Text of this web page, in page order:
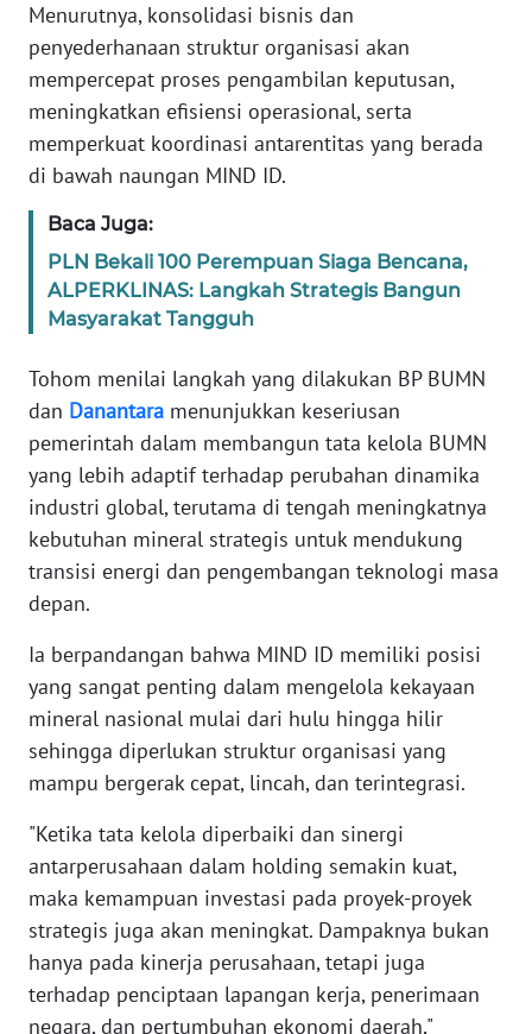
Menurutnya, konsolidasi bisnis dan
penyederhanaan struktur organisasi akan
mempercepat proses pengambilan keputusan,
meningkatkan efisiensi operasional, serta
memperkuat koordinasi antarentitas yang berada
di bawah naungan MIND ID.
Baca Juga:
PLN Bekali 100 Perempuan Siaga Bencana,
ALPERKLINAS: Langkah Strategis Bangun
Masyarakat Tangguh
Tohom menilai langkah yang dilakukan BP BUMN
dan Danantara menunjukkan keseriusan
pemerintah dalam membangun tata kelola BUMN
yang lebih adaptif terhadap perubahan dinamika
industri global, terutama di tengah meningkatnya
kebutuhan mineral strategis untuk mendukung
transisi energi dan pengembangan teknologi masa
depan.
Ia berpandangan bahwa MIND ID memiliki posisi
yang sangat penting dalam mengelola kekayaan
mineral nasional mulai dari hulu hingga hilir
sehingga diperlukan struktur organisasi yang
mampu bergerak cepat, lincah, dan terintegrasi.
"Ketika tata kelola diperbaiki dan sinergi
antarperusahaan dalam holding semakin kuat,
maka kemampuan investasi pada proyek-proyek
strategis juga akan meningkat. Dampaknya bukan
hanya pada kinerja perusahaan, tetapi juga
terhadap penciptaan lapangan kerja, penerimaan
negara, dan pertumbuhan ekonomi daerah,"
BANTEN
WN
NTT
KEPRI
WN
PAPUA
BARAT
WN
RIAU
WN
SERAMBI
JAMBI
WN
SULTRA
NTB
WN
SULTENG
WN
SULBAR